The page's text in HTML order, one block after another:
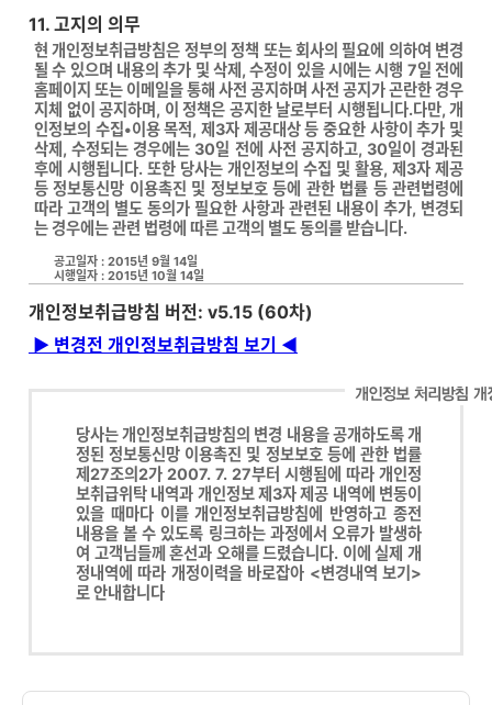
11. 고지의 의무
현 개인정보취급방침은 정부의 정책 또는 회사의 필요에 의하여 변경
될 수 있으며 내용의 추가 및 삭제, 수정이 있을 시에는 시행 7일 전에
홈페이지 또는 이메일을 통해 사전 공지하며 사전 공지가 곤란한 경우
지체 없이 공지하며, 이 정책은 공지한 날로부터 시행됩니다.다만, 개
인정보의 수집•이용 목적, 제3자 제공대상 등 중요한 사항이 추가 및
삭제, 수정되는 경우에는 30일 전에 사전 공지하고, 30일이 경과된
후에 시행됩니다. 또한 당사는 개인정보의 수집 및 활용, 제3자 제공
등 정보통신망 이용촉진 및 정보보호 등에 관한 법률 등 관련법령에
따라 고객의 별도 동의가 필요한 사항과 관련된 내용이 추가, 변경되
는 경우에는 관련 법령에 따른 고객의 별도 동의를 받습니다.
공고일자 : 2015년 9월 14일
시행일자 : 2015년 10월 14일
개인정보취급방침 버전: v5.15 (60차)
▶ 변경전 개인정보취급방침 보기 ◀
당사는 개인정보취급방침의 변경 내용을 공개하도록 개
정된 정보통신망 이용촉진 및 정보보호 등에 관한 법률
제27조의2가 2007. 7. 27부터 시행됨에 따라 개인정
보취급위탁 내역과 개인정보 제3자 제공 내역에 변동이
있을 때마다 이를 개인정보취급방침에 반영하고 종전
내용을 볼 수 있도록 링크하는 과정에서 오류가 발생하
여 고객님들께 혼선과 오해를 드렸습니다. 이에 실제 개
정내역에 따라 개정이력을 바로잡아 <변경내역 보기>
로 안내합니다